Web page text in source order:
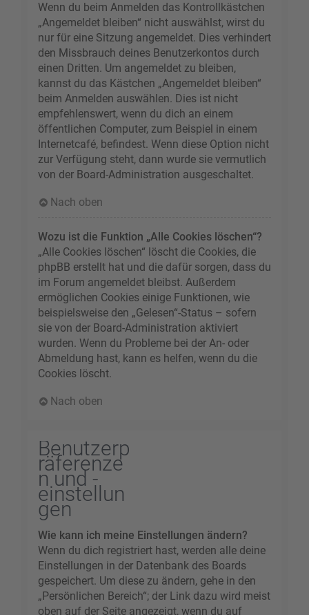
Wenn du beim Anmelden das Kontrollkästchen
„Angemeldet bleiben“ nicht auswählst, wirst du
nur für eine Sitzung angemeldet. Dies verhindert
den Missbrauch deines Benutzerkontos durch
einen Dritten. Um angemeldet zu bleiben,
kannst du das Kästchen „Angemeldet bleiben“
beim Anmelden auswählen. Dies ist nicht
empfehlenswert, wenn du dich an einem
öffentlichen Computer, zum Beispiel in einem
Internetcafé, befindest. Wenn diese Option nicht
zur Verfügung steht, dann wurde sie vermutlich
von der Board-Administration ausgeschaltet.
Nach oben
Wozu ist die Funktion „Alle Cookies löschen“?
„Alle Cookies löschen“ löscht die Cookies, die
phpBB erstellt hat und die dafür sorgen, dass du
im Forum angemeldet bleibst. Außerdem
ermöglichen Cookies einige Funktionen, wie
beispielsweise den „Gelesen“-Status – sofern
sie von der Board-Administration aktiviert
wurden. Wenn du Probleme bei der An- oder
Abmeldung hast, kann es helfen, wenn du die
Cookies löscht.
Nach oben
Benutzerp
räferenze
n und -
einstellun
gen
Wie kann ich meine Einstellungen ändern?
Wenn du dich registriert hast, werden alle deine
Einstellungen in der Datenbank des Boards
gespeichert. Um diese zu ändern, gehe in den
„Persönlichen Bereich“; der Link dazu wird meist
oben auf der Seite angezeigt, wenn du auf